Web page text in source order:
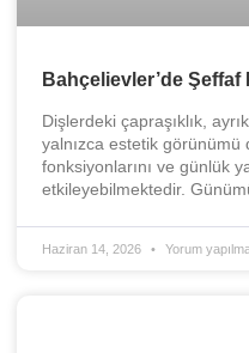
Bahçelievler’de Şeffaf
Dişlerdeki çapraşıklık,
yalnızca estetik görünümü
fonksiyonlarını ve günlük
etkileyebilmektedir.
Haziran 14, 2026 Yorum